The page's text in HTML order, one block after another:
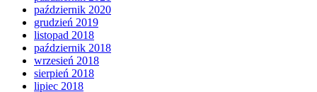
październik 2020
grudzień 2019
listopad 2018
październik 2018
wrzesień 2018
sierpień 2018
lipiec 2018